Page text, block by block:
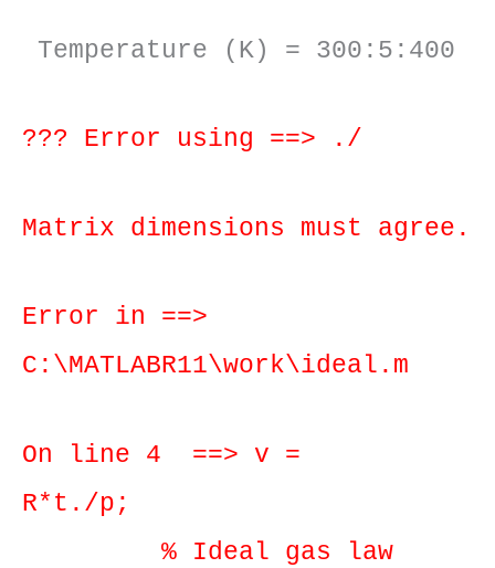
Temperature (K) = 300:5:400
??? Error using ==> ./
Matrix dimensions must agree.
Error in ==>
C:\MATLABR11\work\ideal.m
On line 4 ==> v =
R*t./p;
% Ideal gas law